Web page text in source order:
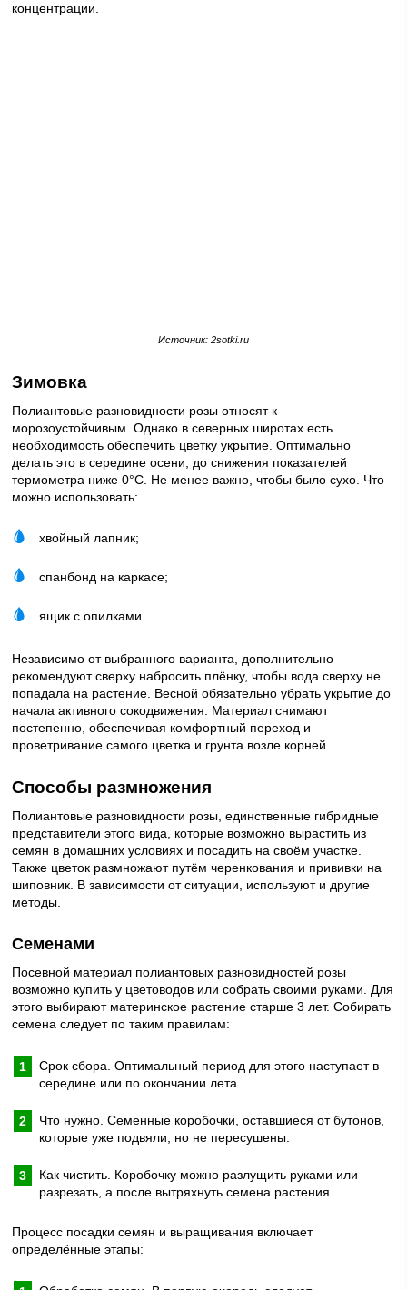
концентрации.
Источник: 2sotki.ru
Зимовка
Полиантовые разновидности розы относят к
морозоустойчивым. Однако в северных широтах есть
необходимость обеспечить цветку укрытие. Оптимально
делать это в середине осени, до снижения показателей
термометра ниже 0°C. Не менее важно, чтобы было сухо. Что
можно использовать:
хвойный лапник;
спанбонд на каркасе;
ящик с опилками.
Независимо от выбранного варианта, дополнительно
рекомендуют сверху набросить плёнку, чтобы вода сверху не
попадала на растение. Весной обязательно убрать укрытие до
начала активного сокодвижения. Материал снимают
постепенно, обеспечивая комфортный переход и
проветривание самого цветка и грунта возле корней.
Способы размножения
Полиантовые разновидности розы, единственные гибридные
представители этого вида, которые возможно вырастить из
семян в домашних условиях и посадить на своём участке.
Также цветок размножают путём черенкования и прививки на
шиповник. В зависимости от ситуации, используют и другие
методы.
Семенами
Посевной материал полиантовых разновидностей розы
возможно купить у цветоводов или собрать своими руками. Для
этого выбирают материнское растение старше 3 лет. Собирать
семена следует по таким правилам:
Срок сбора. Оптимальный период для этого наступает в
середине или по окончании лета.
Что нужно. Семенные коробочки, оставшиеся от бутонов,
которые уже подвяли, но не пересушены.
Как чистить. Коробочку можно разлущить руками или
разрезать, а после вытряхнуть семена растения.
Процесс посадки семян и выращивания включает
определённые этапы: